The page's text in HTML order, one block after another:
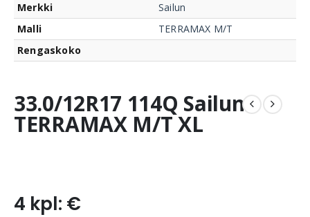
Merkki
Sailun
Malli
TERRAMAX M/T
Rengaskoko
33.0/12R17 114Q Sailun
TERRAMAX M/T XL
4 kpl: €